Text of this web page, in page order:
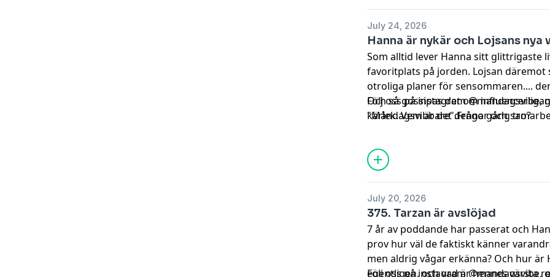
July 24, 2026
Hanna är nykär och Lojsans
Som alltid lever Hanna sitt glittrigaste
favoritplats på jorden. Lojsan däremot
otroliga planer för sensommaren....
Och så gossipas det om
kärlek. Vem är det denna gång tro?
Följ oss på instagram @mandagsvibe,
"Måndagsvibbare".Frågor och
July 20, 2026
375. Tarzan är avslöjad
7 år av poddande har passerat och
prov hur väl de faktiskt känner
men aldrig vågar erkänna? Och hur är
egentligen, och vad är hennes värsta
Följ oss på instagram @mandagsvibe,